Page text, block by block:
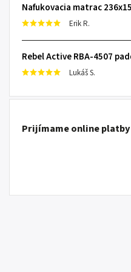
Erik R.
Lukáš S.
Prijímame online platby